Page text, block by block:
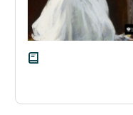
Deklaracja dostępności